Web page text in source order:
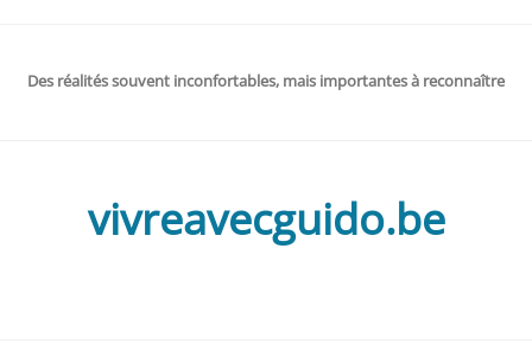
Des réalités souvent inconfortables, mais importantes à reconnaître
vivreavecguido.be